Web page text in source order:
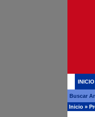
INICIO
Buscar
Inicio »